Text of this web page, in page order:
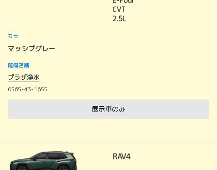
CVT
2.5L
カラー
マッシブグレー
配備店舗
プラザ浄水
0565-43-1655
展示車のみ
RAV4